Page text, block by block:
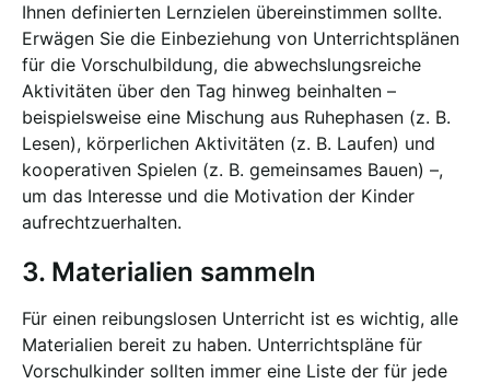
Ihnen definierten Lernzielen übereinstimmen sollte.
Erwägen Sie die Einbeziehung von Unterrichtsplänen
für die Vorschulbildung, die abwechslungsreiche
Aktivitäten über den Tag hinweg beinhalten –
beispielsweise eine Mischung aus Ruhephasen (z. B.
Lesen), körperlichen Aktivitäten (z. B. Laufen) und
kooperativen Spielen (z. B. gemeinsames Bauen) –,
um das Interesse und die Motivation der Kinder
aufrechtzuerhalten.
3. Materialien sammeln
Für einen reibungslosen Unterricht ist es wichtig, alle
Materialien bereit zu haben. Unterrichtspläne für
Vorschulkinder sollten immer eine Liste der für jede